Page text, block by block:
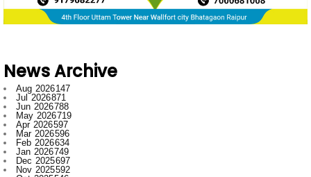
News Archive
Jun 2026
788
May 2026719
Apr 2026597
Mar 2026596
Feb 2026634
Jan 2026749
Dec 2025697
Nov 2025592
Oct 2025546
Sept 2025662
Aug 2025669
Jul 2025776
Jun 2025958